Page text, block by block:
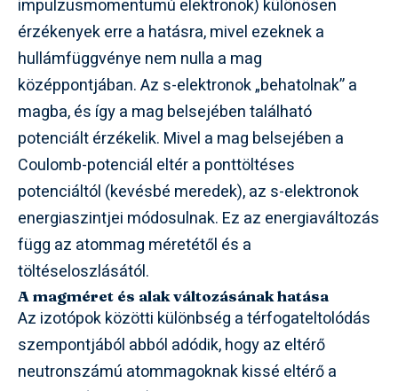
impulzusmomentumú elektronok) különösen
érzékenyek erre a hatásra, mivel ezeknek a
hullámfüggvénye nem nulla a mag
középpontjában. Az s-elektronok „behatolnak” a
magba, és így a mag belsejében található
potenciált érzékelik. Mivel a mag belsejében a
Coulomb-potenciál eltér a ponttöltéses
potenciáltól (kevésbé meredek), az s-elektronok
energiaszintjei módosulnak. Ez az energiaváltozás
függ az atommag méretétől és a
töltéseloszlásától.
A magméret és alak változásának hatása
Az izotópok közötti különbség a térfogateltolódás
szempontjából abból adódik, hogy az eltérő
neutronszámú atommagoknak kissé eltérő a